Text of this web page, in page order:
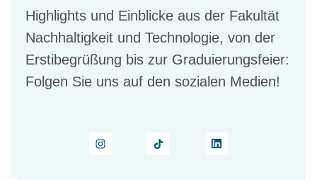
Highlights und Einblicke aus der Fakultät
Nachhaltigkeit und Technologie, von der
Erstibegrüßung bis zur Graduierungsfeier:
Folgen Sie uns auf den sozialen Medien!